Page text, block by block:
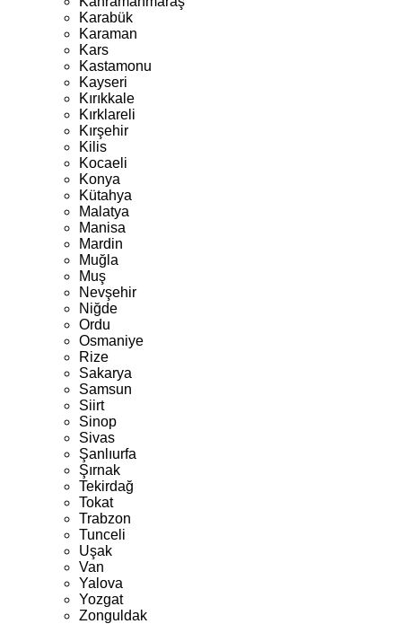
Karabük
Karaman
Kars
Kastamonu
Kayseri
Kırıkkale
Kırklareli
Kırşehir
Kilis
Kocaeli
Konya
Kütahya
Malatya
Manisa
Mardin
Muğla
Muş
Nevşehir
Niğde
Ordu
Osmaniye
Rize
Sakarya
Samsun
Siirt
Sinop
Sivas
Şanlıurfa
Şırnak
Tekirdağ
Tokat
Trabzon
Tunceli
Uşak
Van
Yalova
Yozgat
Zonguldak